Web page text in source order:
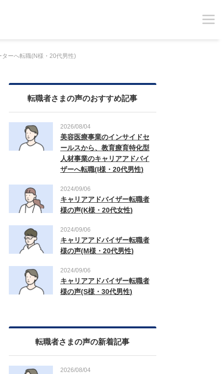
ーへ転職(N様・20代男性)
転職者さまの声のおすすめ記事
2026/08/04
美容医療事業のインサイドセ
ールスから、教育療育特化型
人材事業のキャリアアドバイ
ザーへ転職(I様・20代男性)
2024/09/06
キャリアアドバイザー転職者
様の声(K様・20代女性)
2024/09/06
キャリアアドバイザー転職者
様の声(M様・20代男性)
2024/09/06
キャリアアドバイザー転職者
様の声(S様・30代男性)
転職者さまの声の新着記事
2026/08/04